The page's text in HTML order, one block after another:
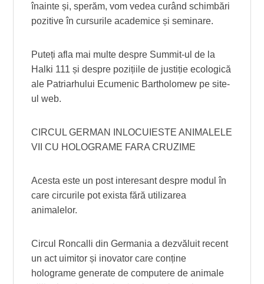
înainte și, sperăm, vom vedea curând schimbări
pozitive în cursurile academice și seminare.
Puteți afla mai multe despre Summit-ul de la
Halki 111 și despre pozițiile de justiție ecologică
ale Patriarhului Ecumenic Bartholomew pe site-
ul web.
CIRCUL GERMAN INLOCUIESTE ANIMALELE
VII CU HOLOGRAME FARA CRUZIME
Acesta este un post interesant despre modul în
care circurile pot exista fără utilizarea
animalelor.
Circul Roncalli din Germania a dezvăluit recent
un act uimitor și inovator care conține
holograme generate de computere de animale